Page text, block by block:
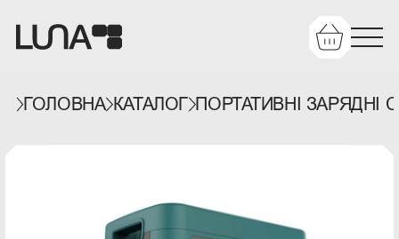
ГОЛОВНА КАТАЛОГ ПОРТАТИВНІ ЗАРЯДНІ